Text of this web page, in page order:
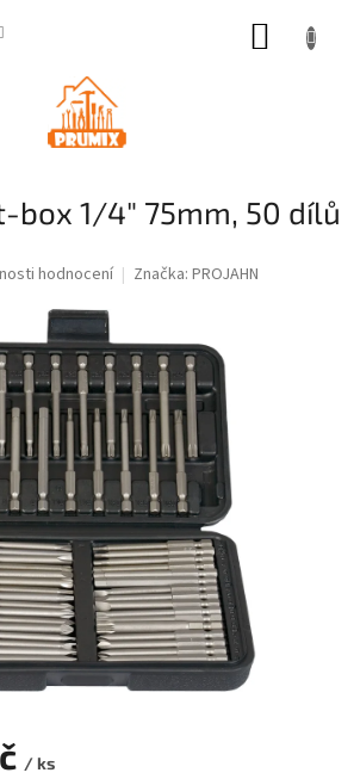
box 1/4" 75mm, 50 dílů
hodnocení Značka: PROJAHN
/ ks